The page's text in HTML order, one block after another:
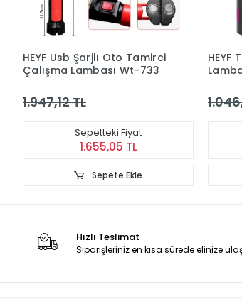
HEYF Usb Şarjlı Oto Tamirci
Çalışma Lambası Wt-733
1.947,12 TL
Sepetteki Fiyat
1.655,05 TL
Sepete Ekle
HEYF
Hızlı Teslimat
Siparişleriniz en kısa sürede elinize